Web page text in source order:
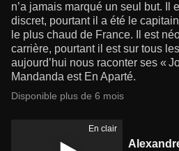
n’a jamais marqué un seul but. Il
discret, pourtant il a été le
le plus chaud de France. Il est
carrière, pourtant il est sur tous
aujourd’hui nous raconter ses «
Mandanda est En Aparté.
Disponible plus de 6 mois
En clair